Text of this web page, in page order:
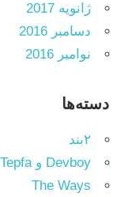
ژانویه 2017
دسامبر 2016
نوامبر 2016
دسته‌ها
۲بند
Devboy و Tepfa
The Ways